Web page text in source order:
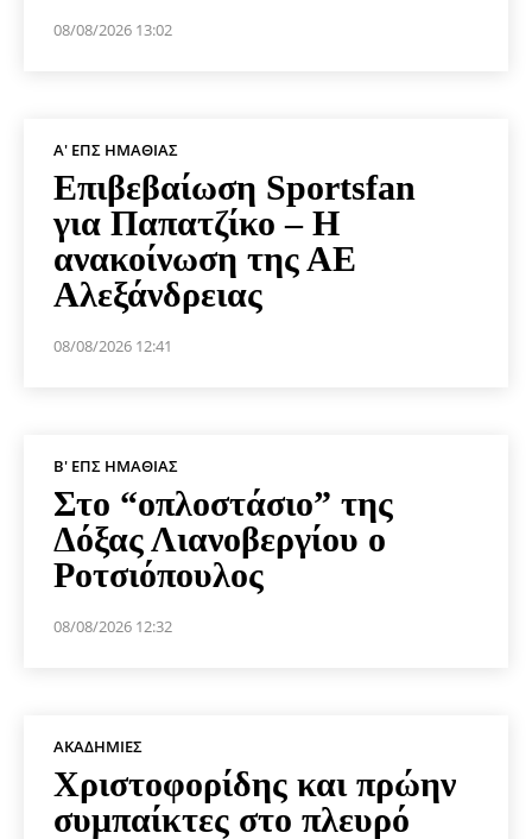
08/08/2026 13:02
Α' ΕΠΣ ΗΜΑΘΊΑΣ
Επιβεβαίωση Sportsfan
για Παπατζίκο – Η
ανακοίνωση της ΑΕ
Αλεξάνδρειας
08/08/2026 12:41
Β' ΕΠΣ ΗΜΑΘΊΑΣ
Στο “οπλοστάσιο” της
Δόξας Λιανοβεργίου ο
Ροτσιόπουλος
08/08/2026 12:32
ΑΚΑΔΗΜΊΕΣ
Χριστοφορίδης και πρώην
συμπαίκτες στο πλευρό